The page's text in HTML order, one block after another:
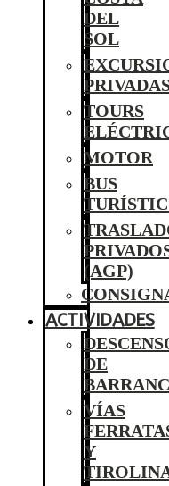
DEL
SOL
TOURS
MOTOR
BUS
(AGP)
ACTIVIDADES
DE
VÍAS
Y